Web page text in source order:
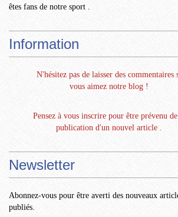
êtes fans de notre sport .
Information
N'hésitez pas de laisser des commentaires
vous aimez notre blog !
Pensez à vous inscrire pour être prévenu
publication d'un nouvel article .
Newsletter
Abonnez-vous pour être averti des nouveaux
publiés.